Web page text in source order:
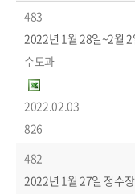
483
2022년 1월 28일~2월
수도과
2022.02.03
826
482
2022년 1월 27일 정수